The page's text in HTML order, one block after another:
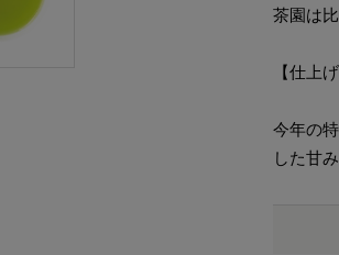
茶園は
【仕上
今年の
した甘